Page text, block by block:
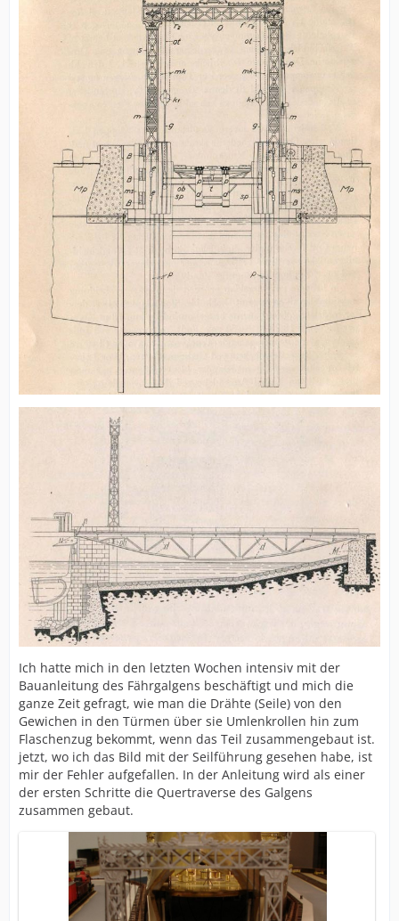
Ich hatte mich in den letzten Wochen intensiv mit der
Bauanleitung des Fährgalgens beschäftigt und mich die
ganze Zeit gefragt, wie man die Drähte (Seile) von den
Gewichen in den Türmen über sie Umlenkrollen hin zum
Flaschenzug bekommt, wenn das Teil zusammengebaut ist.
jetzt, wo ich das Bild mit der Seilführung gesehen habe, ist
mir der Fehler aufgefallen. In der Anleitung wird als einer
der ersten Schritte die Quertraverse des Galgens
zusammen gebaut.